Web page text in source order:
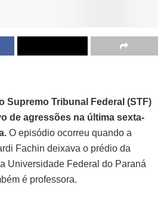
Supremo Tribunal Federal (STF)
de agressões na última sexta-
O episódio ocorreu quando a
Fachin deixava o prédio da
Universidade Federal do Paraná
é professora.